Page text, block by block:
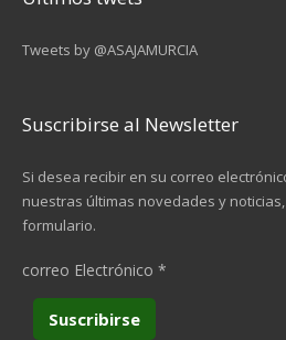
Tweets by @ASAJAMURCIA
Suscribirse al Newsletter
Si desea recibir en su correo
nuestras últimas novedades y
formulario.
correo Electrónico *